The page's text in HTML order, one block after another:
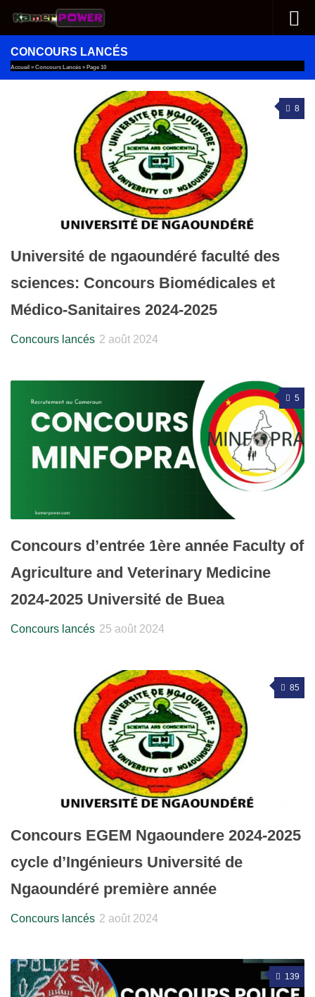
Au dessous du contenu
CONCOURS LANCÉS
Accueil » Concours Lancés » Page 10
8
Université de ngaoundéré faculté des
sciences: Concours Biomédicales et
Médico-Sanitaires 2024-2025
Concours lancés 2 août 2024
5
Concours d’entrée 1ère année Faculty of
Agriculture and Veterinary Medicine
2024-2025 Université de Buea
Concours lancés 25 août 2024
85
Concours EGEM Ngaoundere 2024-2025
cycle d’Ingénieurs Université de
Ngaoundéré première année
Concours lancés 2 août 2024
139